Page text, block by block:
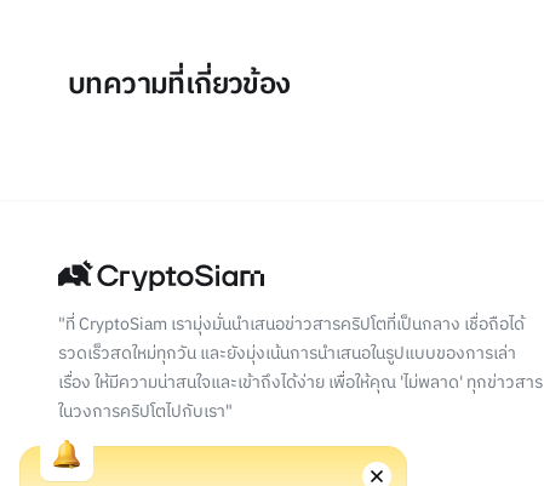
บทความที่เกี่ยวข้อง
"ที่ CryptoSiam เรามุ่งมั่นนำเสนอข่าวสารคริปโตที่เป็นกลาง เชื่อถือได้
รวดเร็วสดใหม่ทุกวัน และยังมุ่งเน้นการนำเสนอในรูปแบบของการเล่า
เรื่อง ให้มีความน่าสนใจและเข้าถึงได้ง่าย เพื่อให้คุณ 'ไม่พลาด' ทุกข่าวสาร
ในวงการคริปโตไปกับเรา"